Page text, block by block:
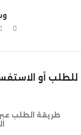
للطلب أو
طريقة الطلب